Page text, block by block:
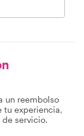
un reembolso
tu experiencia,
servicio.